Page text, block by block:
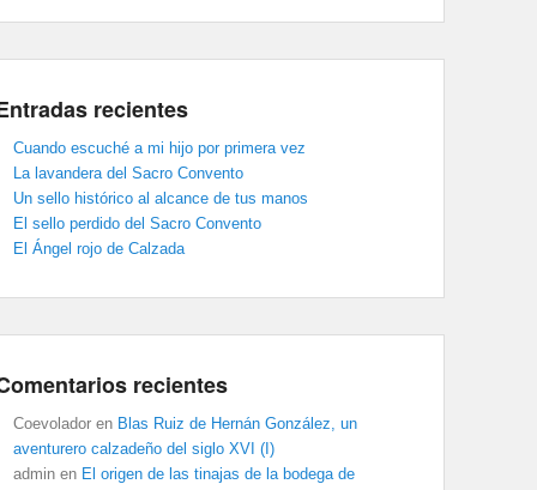
recientes
Cuando escuché a mi hijo por primera vez
La lavandera del Sacro Convento
Un sello histórico al alcance de tus manos
El sello perdido del Sacro Convento
El Ángel rojo de Calzada
recientes
Coevolador en Blas Ruiz de Hernán González, un
aventurero calzadeño del siglo XVI (I)
admin en El origen de las tinajas de la bodega de